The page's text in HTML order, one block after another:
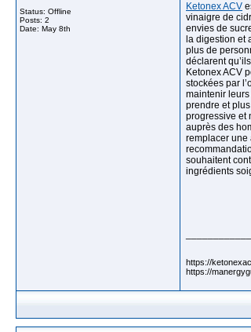
Status: Offline
Posts: 2
Date: May 8th
Ketonex ACV
vinaigre de
envies de
la digestion et
plus de
déclarent
Ketonex ACV
stockées par
maintenir
prendre et
progressive et
auprès des
remplacer une
souhaitent
ingrédients
https://
https://